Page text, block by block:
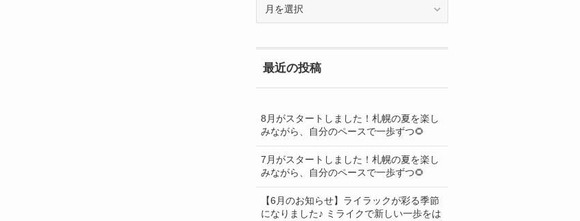
BLOG
覧
最近の投稿
8月がスタートしました！札幌の夏を楽し
みながら、自分のペースで一歩ずつ🌻
7月がスタートしました！札幌の夏を楽し
みながら、自分のペースで一歩ずつ🌻
【6月のお知らせ】ライラックが彩る季節
になりました♪ ミライクで新しい一歩をは